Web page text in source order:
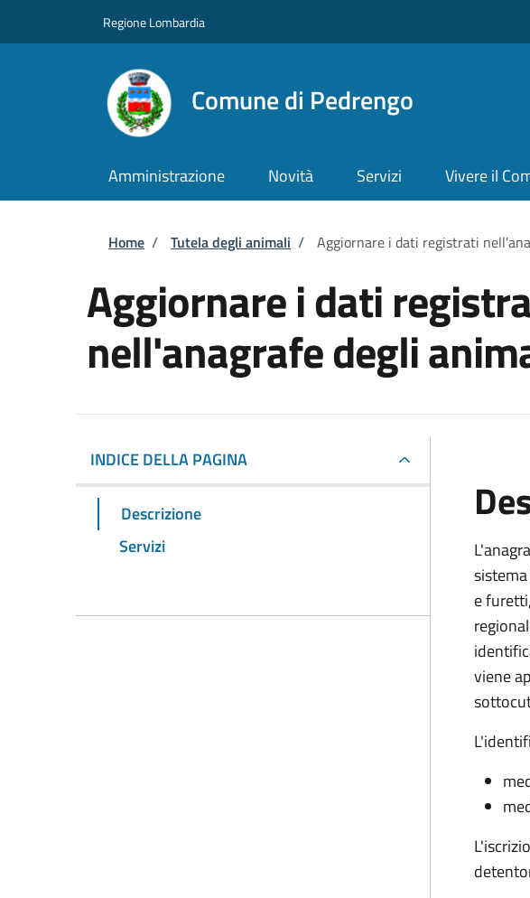
Regione Lombardia
Comune di Pedrengo
Amministrazione Novità Servizi Vivere il
Briciole di pane
Home / Tutela degli animali / Aggiornare i dati registrati
Aggiornare i dati
nell'anagrafe degli
INDICE DELLA PAGINA
Descrizione
Servizi
e
viene